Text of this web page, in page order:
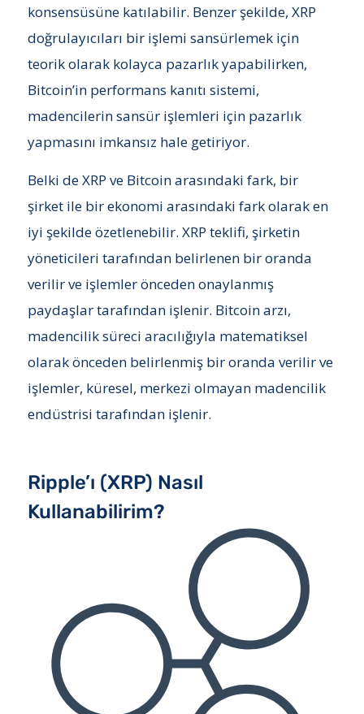
konsensüsüne katılabilir. Benzer şekilde, XRP
doğrulayıcıları bir işlemi sansürlemek için
teorik olarak kolayca pazarlık yapabilirken,
Bitcoin’in performans kanıtı sistemi,
madencilerin sansür işlemleri için pazarlık
yapmasını imkansız hale getiriyor.
Belki de XRP ve Bitcoin arasındaki fark, bir
şirket ile bir ekonomi arasındaki fark olarak en
iyi şekilde özetlenebilir. XRP teklifi, şirketin
yöneticileri tarafından belirlenen bir oranda
verilir ve işlemler önceden onaylanmış
paydaşlar tarafından işlenir. Bitcoin arzı,
madencilik süreci aracılığıyla matematiksel
olarak önceden belirlenmiş bir oranda verilir ve
işlemler, küresel, merkezi olmayan madencilik
endüstrisi tarafından işlenir.
Ripple’ı (XRP) Nasıl
Kullanabilirim?